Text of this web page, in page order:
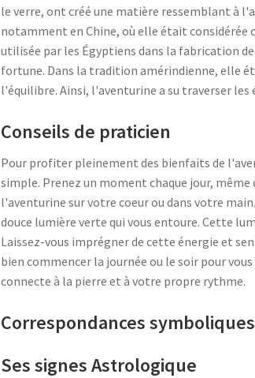
le verre, ont créé une matière ressemblant à
notamment en Chine, où elle était considérée
utilisée par les Égyptiens dans la fabrication
fortune. Dans la tradition amérindienne, elle
l'équilibre. Ainsi, l'aventurine a su traverser
Conseils de praticien
Pour profiter pleinement des bienfaits de
simple. Prenez un moment chaque jour,
l'aventurine sur votre coeur ou dans votre
douce lumière verte qui vous entoure. Cette
Laissez-vous imprégner de cette énergie et
bien commencer la journée ou le soir pour
connecte à la pierre et à votre propre rythme.
Correspondances symboliques
Ses signes Astrologique